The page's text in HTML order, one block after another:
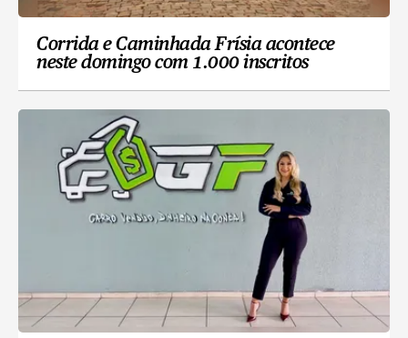
Corrida e Caminhada Frísia acontece
neste domingo com 1.000 inscritos